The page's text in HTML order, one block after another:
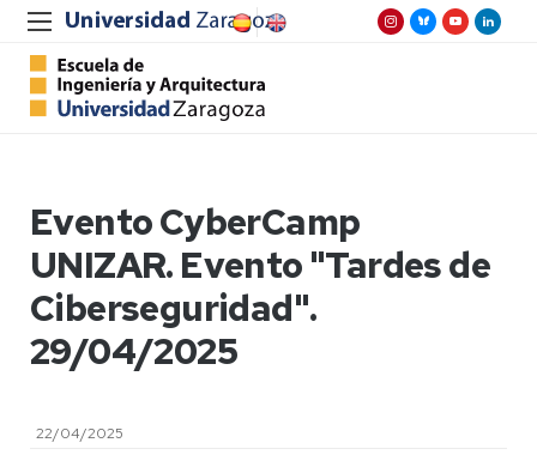
Evento CyberCamp
UNIZAR. Evento "Tardes de
Ciberseguridad".
29/04/2025
22/04/2025